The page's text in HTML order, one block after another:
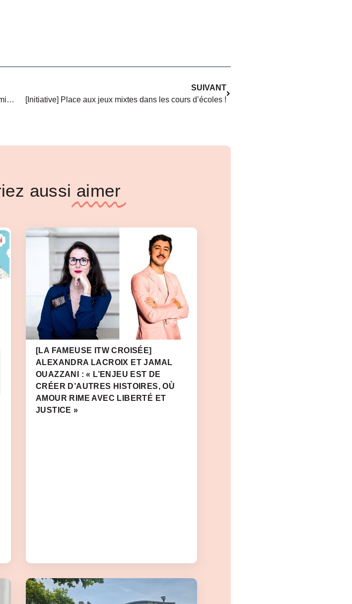
[La fameuse interview] Manuela Spinelli (Parents & féministes) & Auriane Dumesnil (Pépite sexiste) : « Confronter les enfants à un rôle genré par les jouets va avoir de réels impacts »
SUIVANT
[Initiative] Place aux jeux mixtes dans les cours d’écoles !
aussi aimer
[LA FAMEUSE ITW CROISÉE]
ALEXANDRA LACROIX ET JAMAL
OUAZZANI : « L’ENJEU EST DE
CRÉER D’AUTRES HISTOIRES, OÙ
AMOUR RIME AVEC LIBERTÉ ET
JUSTICE »